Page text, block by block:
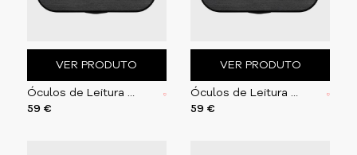
VER PRODUTO
Óculos de Leitura Brooklyn | Tartaruga
59 €
VER PRODUTO
Óculos de Leitura Manhattan | Tartaruga
59 €